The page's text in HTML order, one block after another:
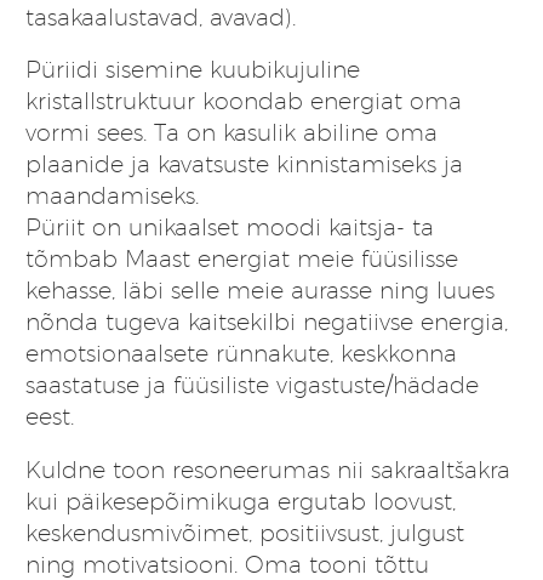
tasakaalustavad, avavad).
Püriidi sisemine kuubikujuline
kristallstruktuur koondab energiat oma
vormi sees. Ta on kasulik abiline oma
plaanide ja kavatsuste kinnistamiseks ja
maandamiseks.
Püriit on unikaalset moodi kaitsja- ta
tõmbab Maast energiat meie füüsilisse
kehasse, läbi selle meie aurasse ning luues
nõnda tugeva kaitsekilbi negatiivse energia,
emotsionaalsete rünnakute, keskkonna
saastatuse ja füüsiliste vigastuste/hädade
eest.
Kuldne toon resoneerumas nii sakraaltšakra
kui päikesepõimikuga ergutab loovust,
keskendusmivõimet, positiivsust, julgust
ning motivatsiooni. Oma tooni tõttu